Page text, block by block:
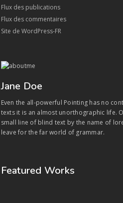
Flux des publications
Flux des commentaires
Site de WordPress-FR
Jane Doe
Even the all-powerful Pointing has no
texts it is an almost unorthographic life.
small line of blind text by the name of
leave for the far world of grammar.
Featured Works